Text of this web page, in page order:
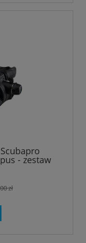
- zestaw
zł